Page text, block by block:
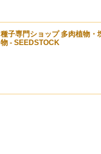
種子専門ショップ 多肉植物・
物 - SEEDSTOCK